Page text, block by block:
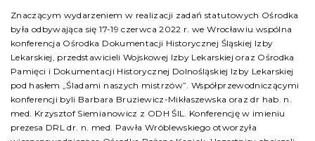
Znaczącym wydarzeniem w realizacji zadań statutowych Ośrodka
była odbywająca się 17-19 czerwca 2022 r. we Wrocławiu wspólna
konferencja Ośrodka Dokumentacji Historycznej Śląskiej Izby
Lekarskiej, przedstawicieli Wojskowej Izby Lekarskiej oraz Ośrodka
Pamięci i Dokumentacji Historycznej Dolnośląskiej Izby Lekarskiej
pod hasłem „Śladami naszych mistrzów”. Współprzewodniczącymi
konferencji byli Barbara Bruziewicz-Mikłaszewska oraz dr hab. n.
med. Krzysztof Siemianowicz z ODH ŚIL. Konferencję w imieniu
prezesa DRL dr. n. med. Pawła Wróblewskiego otworzyła